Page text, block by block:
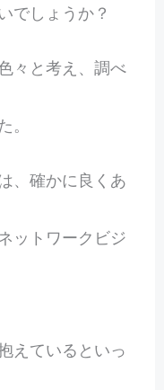
でしょうか？
々と考え、調べ
、確かに良くあ
ットワークビジ
えているといっ